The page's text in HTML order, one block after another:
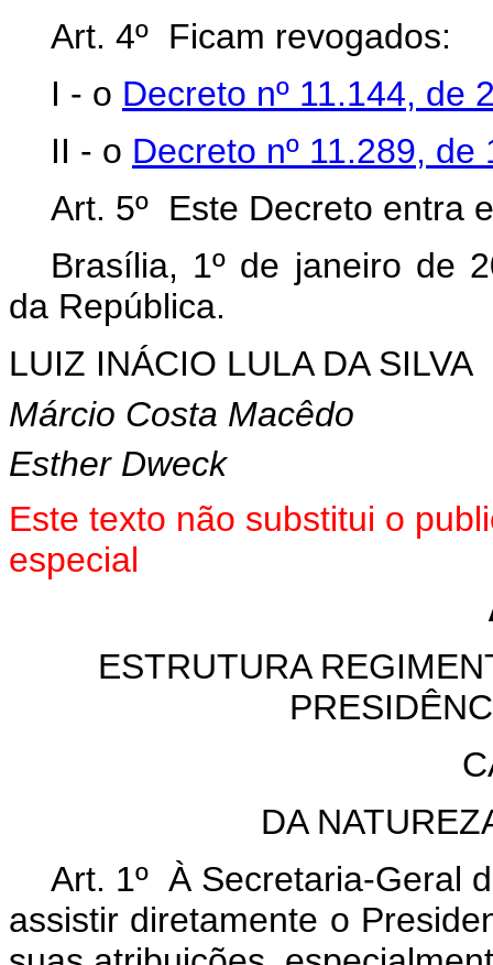
Art. 4º Ficam revogados:
I - o Decreto nº 11.144, de
II - o Decreto nº 11.289,
Art. 5º Este Decreto entra
Brasília, 1º de janeiro de
da República.
LUIZ INÁCIO LULA DA SILVA
Márcio Costa Macêdo
Esther Dweck
Este texto não substitui o
especial
ESTRUTURA
DA
Art. 1º À Secretaria-Geral
assistir diretamente o